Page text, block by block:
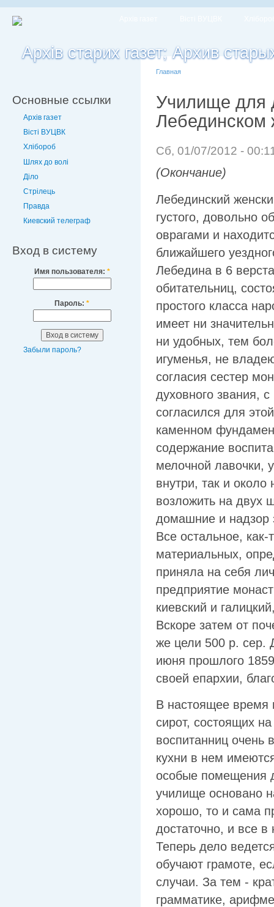
Основные ссылки
Архів газет
Вісті ВУЦВК
Хлібороб
Шлях до волі
Діло
Стрілець
Правда
Киевский телеграф
Вход в систему
Имя пользователя: *
Пароль: *
Забыли пароль?
Главная
Училище для
Лебединском
Сб, 01/07/2012 -
(Окончание)
Лебединский
густого, довольно
оврагами и
ближайшего
Лебедина в 6
обитательниц,
простого класса
имеет ни
ни удобных, тем
игуменья, не
согласия сестер
духовного звания,
согласился для
каменном
содержание
мелочной лавочки,
внутри, так и около
возложить на двух
домашние и надзор
Все остальное,
материальных,
приняла на себя
предприятие
киевский и
Вскоре затем от
же цели 500 р. сер.
июня прошлого
своей епархии,
В настоящее время
сирот, состоящих
воспитанниц очень
кухни в нем
особые помещения
училище основано
хорошо, то и сама
достаточно, и все
Теперь дело
обучают грамоте,
случаи. За тем -
грамматике,